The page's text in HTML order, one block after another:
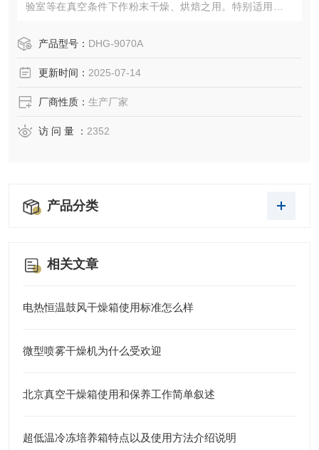
验室等在真空条件下作粉末干燥、烘焙之用。特别适用于热
产品型号： DHG-9070A
更新时间： 2025-07-14
厂商性质： 生产厂家
访 问 量 ： 2352
产品分类
相关文章
电热恒温鼓风干燥箱使用标准怎么样
微型喷雾干燥机为什么受欢迎
北京真空干燥箱使用和保养工作简单叙述
超低温冷冻培养箱特点以及使用方法介绍说明